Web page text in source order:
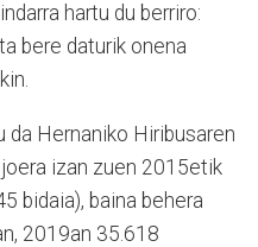
hartu du berriro:
bere daturik onena
da Hernaniko Hiribusaren
izan zuen 2015etik
bidaia), baina behera
2019an 35.618